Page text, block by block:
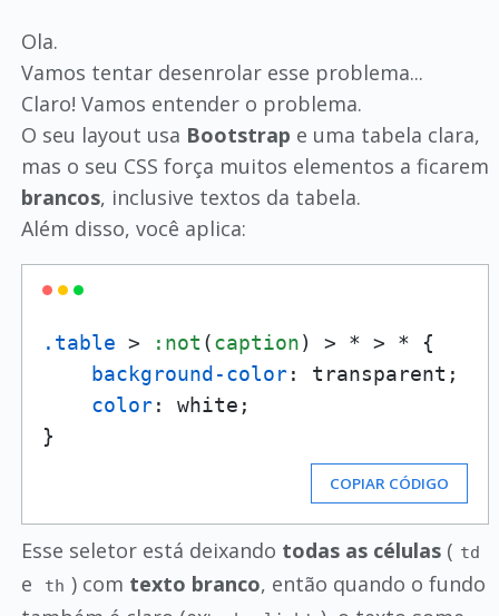
Ola.
Vamos tentar desenrolar esse problema...
Claro! Vamos entender o problema.
O seu layout usa Bootstrap e uma tabela clara,
mas o seu CSS força muitos elementos a ficarem
brancos, inclusive textos da tabela.
Além disso, você aplica:
.table > :not (caption) > * > * {
background-color: transparent;
color: white;
COPIAR CÓDIGO
Esse seletor está deixando todas as células( td
e th ) com texto branco, então quando o fundo